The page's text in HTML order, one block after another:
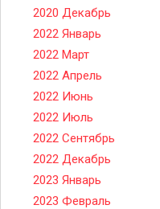
2020 Декабрь
2022 Январь
2022 Март
2022 Апрель
2022 Июнь
2022 Июль
2022 Сентябрь
2022 Декабрь
2023 Январь
2023 Февраль